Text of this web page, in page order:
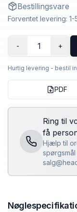
Bestillingsvare
Forventet levering:
- 1 +
Hurtig levering - bestil
PDF
Ring til
få
Hjælp til